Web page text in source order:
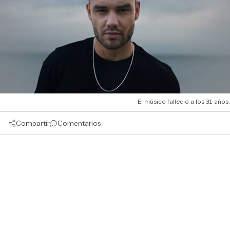
El músico falleció a los 31 años.
Compartir Comentarios